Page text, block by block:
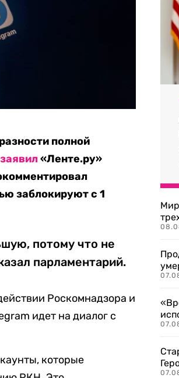
полной
заявил«Ленте.ру»
заблокируют с 1
потому что не
парламентарий.
Роскомнадзора и
идет на диалог с
которые